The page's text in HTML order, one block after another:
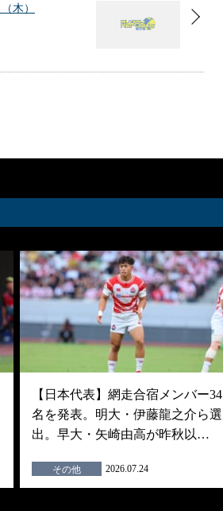
木）
【日本代表】網走合宿メンバー34
名を発表。明大・伊藤龍之介ら選
出。早大・矢崎由高が昨秋以…
その他 2026.07.24